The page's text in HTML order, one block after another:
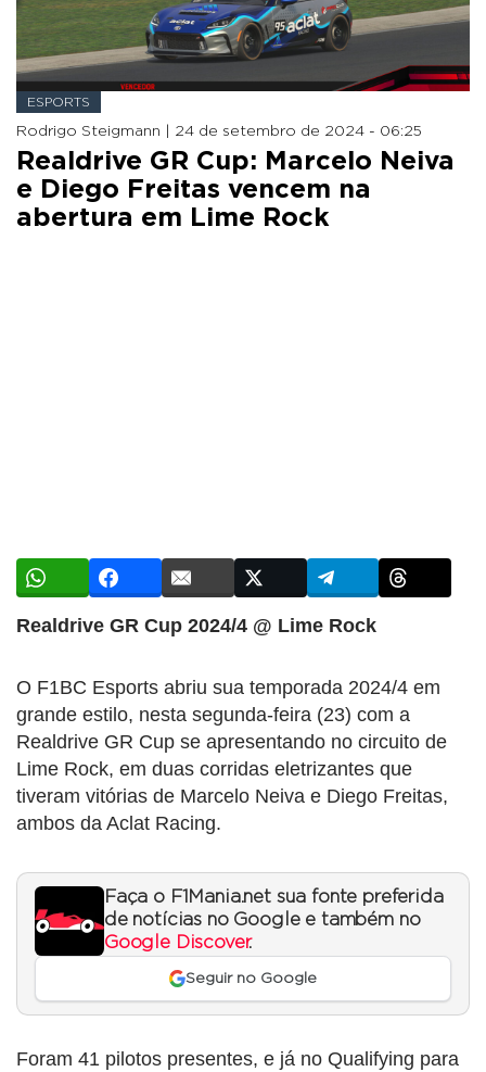
ESPORTS
Rodrigo Steigmann | 24 de setembro de 2024 - 06:25
Realdrive GR Cup: Marcelo Neiva
e Diego Freitas vencem na
abertura em Lime Rock
Realdrive GR Cup 2024/4 @ Lime Rock
O F1BC Esports abriu sua temporada 2024/4 em
grande estilo, nesta segunda-feira (23) com a
Realdrive GR Cup se apresentando no circuito de
Lime Rock, em duas corridas eletrizantes que
tiveram vitórias de Marcelo Neiva e Diego Freitas,
ambos da Aclat Racing.
Faça o F1Mania.net sua fonte preferida
de notícias no Google e também no
Google Discover.
Seguir no Google
Foram 41 pilotos presentes, e já no Qualifying para